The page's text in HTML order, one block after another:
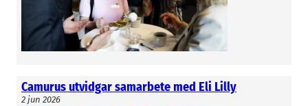
Camurus utvidgar samarbete med Eli Lilly
2 jun 2026